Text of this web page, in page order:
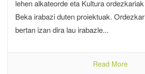
lehen alkateorde eta Kultura
Beka irabazi duten proiektuak.
bertan izan dira lau irabazle...
Read More